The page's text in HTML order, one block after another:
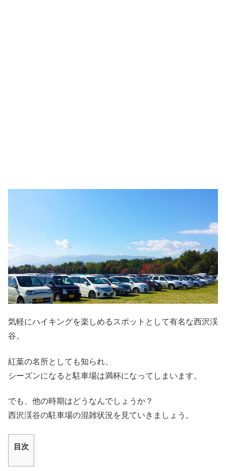
気軽にハイキングを楽しめるスポットとして有名な西沢渓
谷。
紅葉の名所としても知られ、
シーズンになると駐車場は満杯になってしまいます。
でも、他の時期はどうなんでしょうか？
西沢渓谷の駐車場の混雑状況を見ていきましょう。
目次